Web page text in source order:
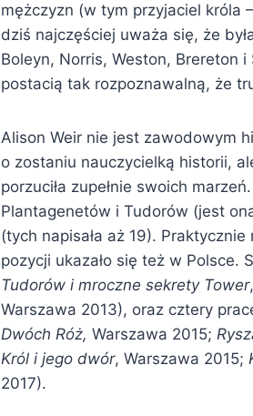
mężczyzn (w tym przyjaciel króla
dziś najczęściej uważa się, że
Boleyn, Norris, Weston, Brereton
postacią tak rozpoznawalną, że
Alison Weir nie jest zawodowym
o zostaniu nauczycielką historii,
porzuciła zupełnie swoich
Plantagenetów i Tudorów (jest
(tych napisała aż 19).
pozycji ukazało się też w Polsce.
Tudorów i mroczne sekrety Tower
Warszawa 2013), oraz cztery
Dwóch Róż, Warszawa 2015;
Król i jego dwór, Warszawa 2015;
2017).